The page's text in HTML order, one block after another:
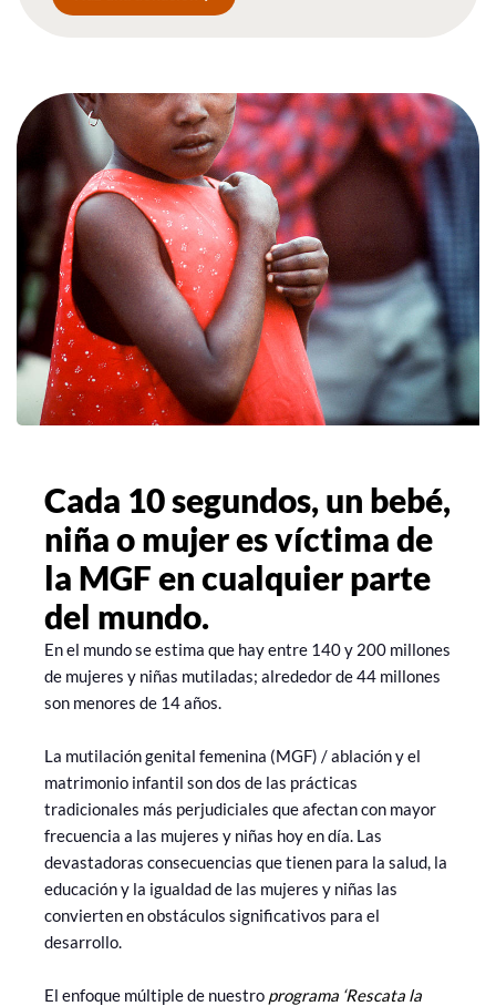
Cada 10 segundos, un bebé,
niña o mujer es víctima de
la MGF en cualquier parte
del mundo.
En el mundo se estima que hay entre 140 y 200 millones
de mujeres y niñas mutiladas; alrededor de 44 millones
son menores de 14 años.
La mutilación genital femenina (MGF) / ablación y el
matrimonio infantil son dos de las prácticas
tradicionales más perjudiciales que afectan con mayor
frecuencia a las mujeres y niñas hoy en día. Las
devastadoras consecuencias que tienen para la salud, la
educación y la igualdad de las mujeres y niñas las
convierten en obstáculos significativos para el
desarrollo.
El enfoque múltiple de nuestro programa ‘Rescata la